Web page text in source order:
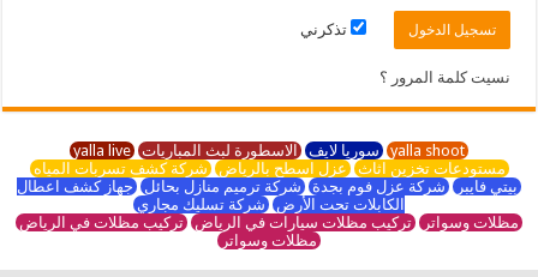
تذكرني
نسيت كلمة المرور ؟
yalla shoot سوريا لايف الاسطورة لبث المباريات yalla live
مستودعات تخزين اثاث عزل اسطح بالرياض شركة كشف تسربات المياه
بيتي فايبر شركة عزل فوم بجدة شركة ترميم منازل بحائل جهاز كشف اعطال
الكابلات تحت الأرض شركة تسليك مجاري
مظلات وسواتر تركيب مظلات سيارات في الرياض تركيب مظلات في الرياض
مظلات وسواتر